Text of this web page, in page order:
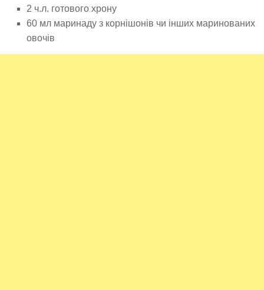
2 ч.л. готового хрону
60 мл маринаду з корнішонів чи інших маринованих
овочів